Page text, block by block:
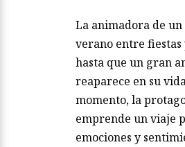
La animadora de
verano entre fiestas
hasta que un gran
reaparece en su
momento, la
emprende un viaje
emociones y